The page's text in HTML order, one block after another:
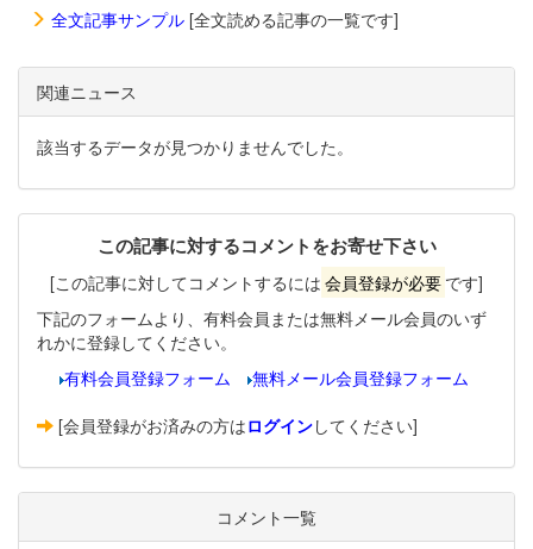
全文記事サンプル [全文読める記事の一覧です]
関連ニュース
該当するデータが見つかりませんでした。
この記事に対するコメントをお寄せ下さい
[この記事に対してコメントするには 会員登録が必要 です]
下記のフォームより、有料会員または無料メール会員のいず
れかに登録してください。
有料会員登録フォーム
無料メール会員登録フォーム
[会員登録がお済みの方はログインしてください]
コメント一覧